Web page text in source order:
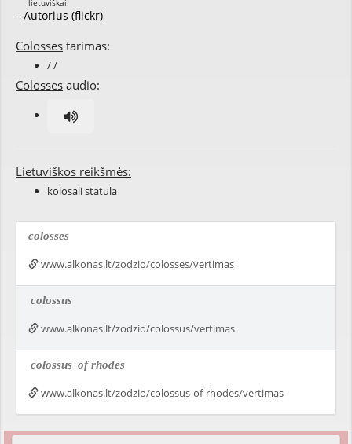
--Autorius (flickr)
Colosses tarimas:
/ /
Colosses audio:
Lietuviškos reikšmės:
kolosali statula
colosses
www.alkonas.lt/zodzio/colosses/vertimas
colossus
www.alkonas.lt/zodzio/colossus/vertimas
colossus of rhodes
www.alkonas.lt/zodzio/colossus-of-rhodes/vertimas